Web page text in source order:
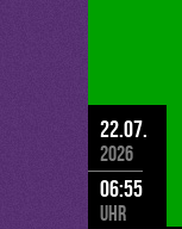
22.07.
2026
06:55
Uhr